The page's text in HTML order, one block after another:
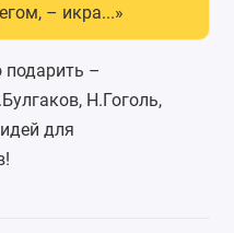
– икра...»
подарить –
Н.Гоголь,
для